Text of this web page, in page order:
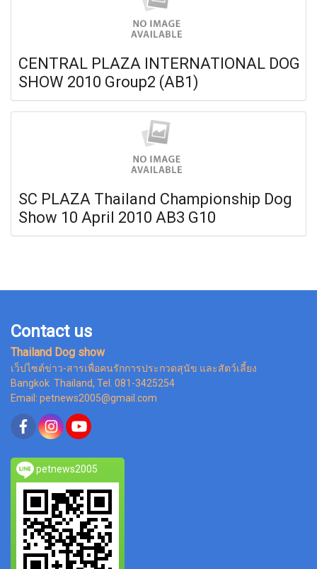
CENTRAL PLAZA INTERNATIONAL DOG
SHOW 2010 Group2 (AB1)
SC PLAZA Thailand Championship Dog
Show 10 April 2010 AB3 G10
Contact us
Thailand Dog show
เว็ปไซต์ข่าว-สารเพื่อคนรักการประกวดสุนัข และสัตว์เลี้ยง
Bangkok Thailand, Tel. 081-3425254
Email: petnews2005@gmail.com
petnews2005